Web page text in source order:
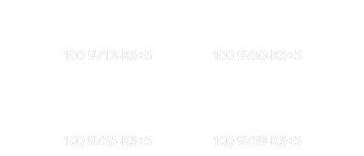
100 9712-KS+5 100 9730-KS+5
100 9755-KS+5 100 9759-KS+5